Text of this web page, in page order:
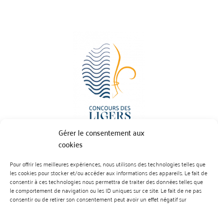
Gérer le consentement aux
cookies
Pour offrir les meilleures expériences, nous utilisons des technologies telles que
les cookies pour stocker et/ou accéder aux informations des appareils. Le fait de
consentir à ces technologies nous permettra de traiter des données telles que
le comportement de navigation ou les ID uniques sur ce site. Le fait de ne pas
consentir ou de retirer son consentement peut avoir un effet négatif sur
BP 70023 - 49610 JUIGNE SUR LOIRE
Tél :07 88 99 01 07